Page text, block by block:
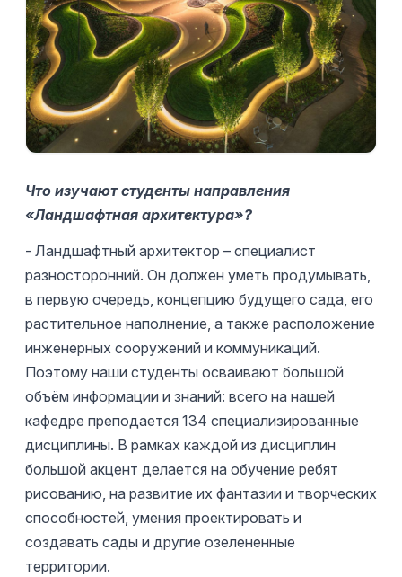
Что изучают студенты направления
«Ландшафтная архитектура»?
- Ландшафтный архитектор – специалист
разносторонний. Он должен уметь продумывать,
в первую очередь, концепцию будущего сада, его
растительное наполнение, а также расположение
инженерных сооружений и коммуникаций.
Поэтому наши студенты осваивают большой
объём информации и знаний: всего на нашей
кафедре преподается 134 специализированные
дисциплины. В рамках каждой из дисциплин
большой акцент делается на обучение ребят
рисованию, на развитие их фантазии и творческих
способностей, умения проектировать и
создавать сады и другие озелененные
территории.